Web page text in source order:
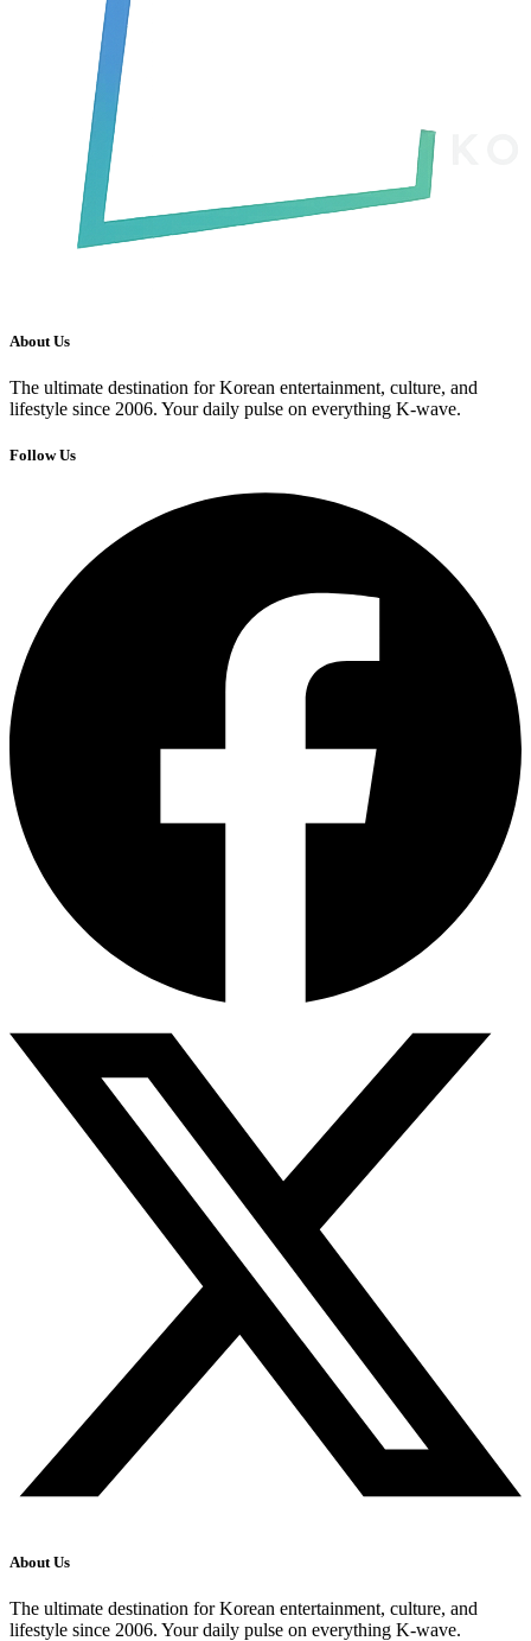
About Us
The ultimate destination for Korean entertainment, culture, and
lifestyle since 2006. Your daily pulse on everything K-wave.
Follow Us
About Us
The ultimate destination for Korean entertainment, culture, and
lifestyle since 2006. Your daily pulse on everything K-wave.